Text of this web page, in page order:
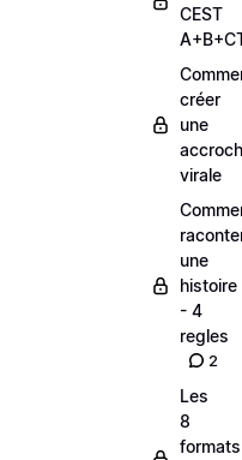
CEST
créer
une
virale
une
histoire
- 4
regles
2
Les
8
formats